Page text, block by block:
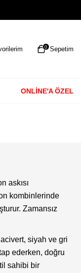
0 Sepetim
ONLİNE'A ÖZEL
askısı
kombinlerinde
Zamansız
siyah ve gri
ederken, doğru
sahibi bir